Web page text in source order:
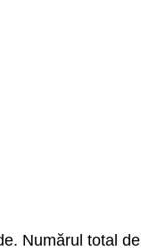
Numărul total de